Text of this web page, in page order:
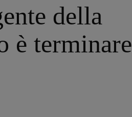
della
è terminare